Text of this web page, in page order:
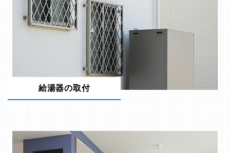
給湯器の取付